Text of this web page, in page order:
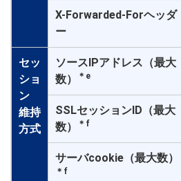
X-Forwarded-Forヘッダ
ー
セッ
ショ
ン
維持
方式
ソースIPアドレス（最大
数）
＊e
SSLセッションID（最大
数）
＊f
サーバcookie（最大数）
＊f